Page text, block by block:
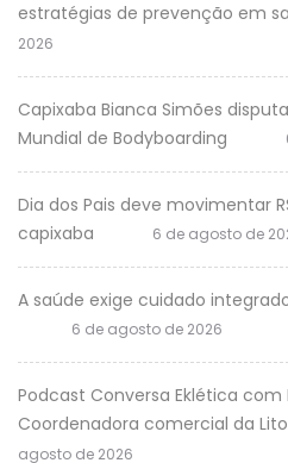
estratégias de prevenção em
2026
Capixaba Bianca Simões
Mundial de Bodyboarding
Dia dos Pais deve movimentar
capixaba
6 de agosto de
A saúde exige cuidado
6 de agosto de 2026
Podcast Conversa Eklética
Coordenadora comercial da
agosto de 2026